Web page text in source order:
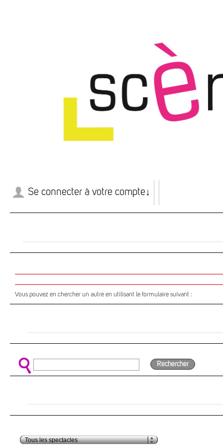
Se connecter à votre compte↓
Vous pouvez en chercher un autre en utilisant le formulaire suivant :
Rechercher